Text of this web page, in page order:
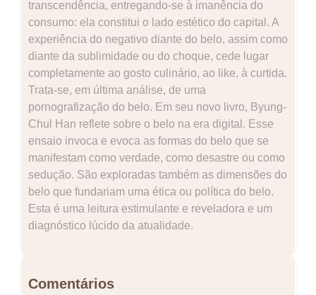
transcendência, entregando-se à imanência do
consumo: ela constitui o lado estético do capital. A
experiência do negativo diante do belo, assim como
diante da sublimidade ou do choque, cede lugar
completamente ao gosto culinário, ao like, à curtida.
Trata-se, em última análise, de uma
pornografização do belo. Em seu novo livro, Byung-
Chul Han reflete sobre o belo na era digital. Esse
ensaio invoca e evoca as formas do belo que se
manifestam como verdade, como desastre ou como
sedução. São exploradas também as dimensões do
belo que fundariam uma ética ou política do belo.
Esta é uma leitura estimulante e reveladora e um
diagnóstico lúcido da atualidade.
Comentários